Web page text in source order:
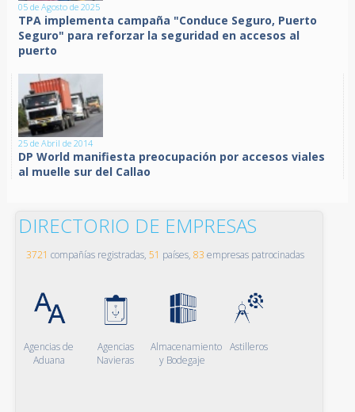
05 de Agosto de 2025
TPA implementa campaña "Conduce Seguro, Puerto
Seguro" para reforzar la seguridad en accesos al
puerto
25 de Abril de 2014
DP World manifiesta preocupación por accesos viales
al muelle sur del Callao
DIRECTORIO DE EMPRESAS
3721 compañías registradas, 51 países, 83 empresas patrocinadas
Agencias de
Aduana
Agencias
Navieras
Almacenamiento
y Bodegaje
Astilleros